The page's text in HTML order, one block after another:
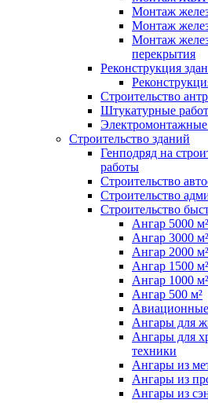
Монтаж
Монтаж
Монтаж
перекрытия
Реконструкция
Строительство
Штукатурные
Строительство зданий
Генподряд на
работы
Строительство
Строительство
Строительство
Ангар 5000 м²
Ангар 3000 м²
Ангар 2000 м²
Ангар 1500 м²
Ангар 1000 м²
Ангар 500 м²
Ангары для
Ангары для
техники
Ангары из
Ангары из
Ангары из